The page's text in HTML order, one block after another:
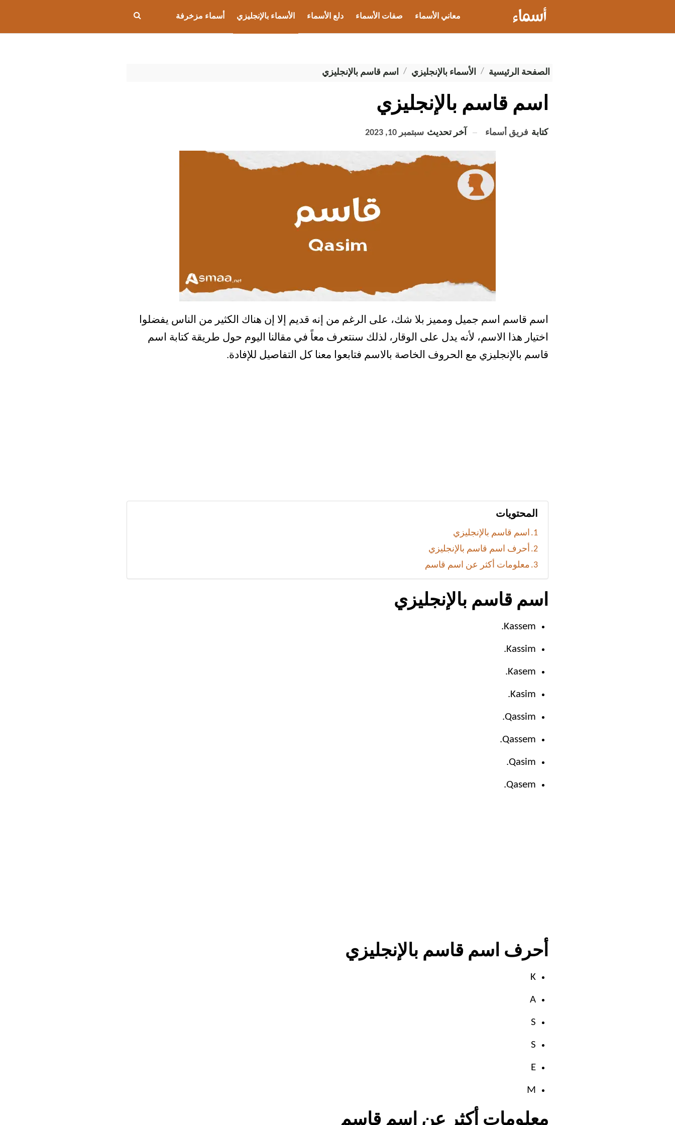
معاني الأسماء صفات الأسماء دلع الأسماء الأسماء بالإنجليزي أسماء مزخرفة
الصفحة الرئيسية الأسماء بالإنجليزي اسم قاسم بالإنجليزي
اسم قاسم بالإنجليزي
كتابة فريق أسماء آخر تحديث سبتمبر 10, 2023
اسم قاسم اسم جميل ومميز بلا شك، على الرغم من إنه قديم إلا إن هناك الكثير من الناس يفضلوا
اختيار هذا الاسم، لأنه يدل على الوقار، لذلك سنتعرف معاً في مقالنا اليوم حول طريقة كتابة اسم
قاسم بالإنجليزي مع الحروف الخاصة بالاسم فتابعوا معنا كل التفاصيل للإفادة.
المحتويات
اسم قاسم بالإنجليزي
أحرف اسم قاسم بالإنجليزي
معلومات أكثر عن اسم قاسم
اسم قاسم بالإنجليزي
Kassem.
Kassim.
Kasem.
Kasim.
Qassim.
Qassem.
Qasim.
Qasem.
أحرف اسم قاسم بالإنجليزي
K
A
S
S
E
M
معلومات أكثر عن اسم قاسم